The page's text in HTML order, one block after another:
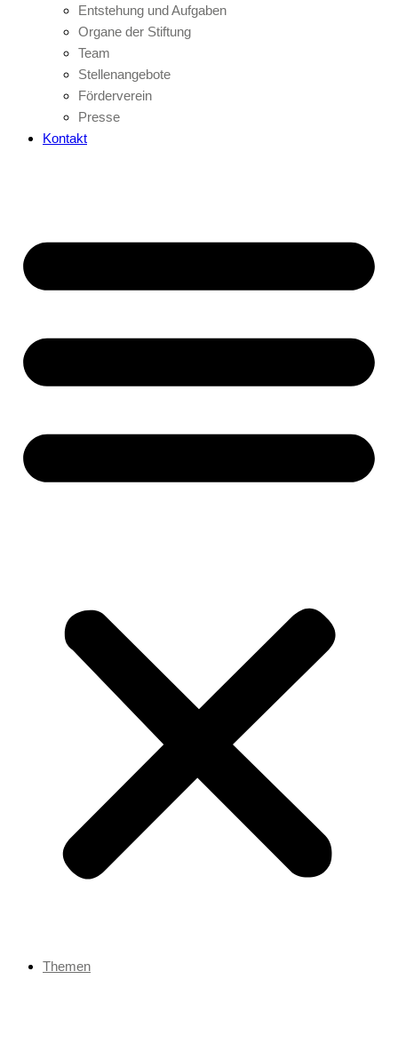
Entstehung und Aufgaben
Organe der Stiftung
Team
Stellenangebote
Förderverein
Presse
Kontakt
Themen